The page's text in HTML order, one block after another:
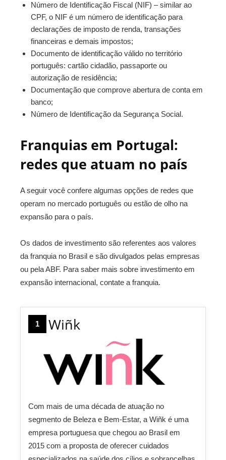
Número de Identificação Fiscal (NIF) – similar ao
CPF, o NIF é um número de identificação para
declarações de imposto de renda, transações
financeiras e demais impostos;
Documento de identificação válido no território
português: cartão cidadão, passaporte ou
autorização de residência;
Documentação que comprove abertura de conta em
banco;
Número de Identificação da Segurança Social.
Franquias em Portugal:
redes que atuam no país
A seguir você confere algumas opções de redes que
operam no mercado português ou estão de olho na
expansão para o país.
Os dados de investimento são referentes aos valores
da franquia no Brasil e são divulgados pelas empresas
ou pela ABF. Para saber mais sobre investimento em
expansão internacional, contate a franquia.
1 Wiñk
Com mais de uma década de atuação no
segmento de Beleza e Bem-Estar, a Wiñk é uma
empresa portuguesa que chegou ao Brasil em
2015 com a proposta de oferecer cuidados